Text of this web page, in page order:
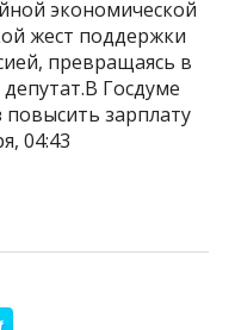
экономической
жест поддержки
превращаясь в
Госдуме
зарплату
04:43